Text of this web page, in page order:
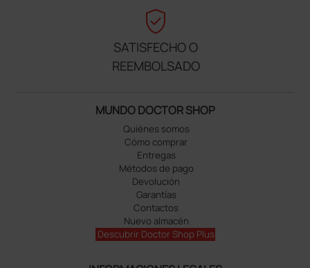
verified_user
SATISFECHO O
REEMBOLSADO
MUNDO DOCTOR SHOP
Quiénes somos
Cómo comprar
Entregas
Métodos de pago
Devolución
Garantías
Contactos
Nuevo almacén
Descubrir Doctor Shop Plus